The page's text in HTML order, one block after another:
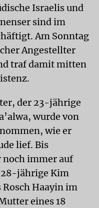
Israelis und
sind im
Am Sonntag
Angestellter
traf damit mitten
der 23-jährige
wurde von
wie er
lief. Bis
immer auf
28-jährige Kim
Haayin im
eines 18